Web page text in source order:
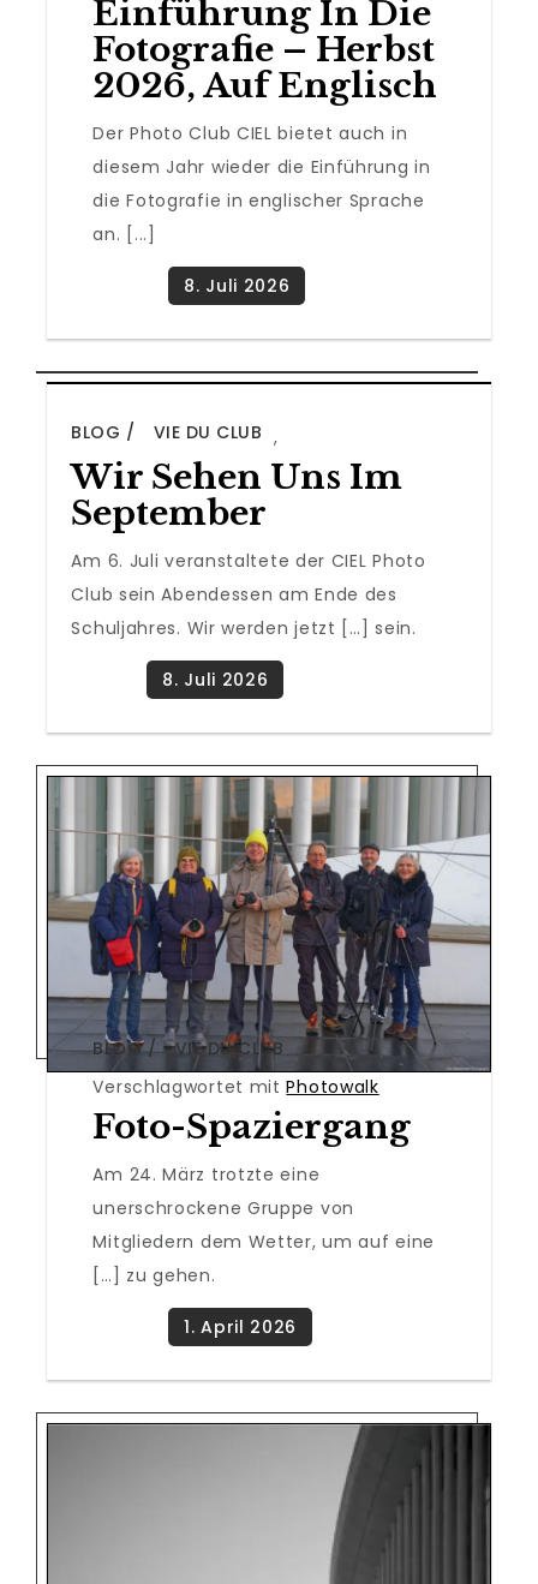
Einführung In Die
Fotografie – Herbst
2026, Auf Englisch
Der Photo Club CIEL bietet auch in
diesem Jahr wieder die Einführung in
die Fotografie in englischer Sprache
an. [...]
BLOG ,
VIE DU CLUB
Wir Sehen Uns Im
September
Am 6. Juli veranstaltete der CIEL Photo
Club sein Abendessen am Ende des
Schuljahres. Wir werden jetzt […] sein.
BLOG ,
VIE DU CLUB
Verschlagwortet mitPhotowalk
Foto-Spaziergang
Am 24. März trotzte eine
unerschrockene Gruppe von
Mitgliedern dem Wetter, um auf eine
[…] zu gehen.